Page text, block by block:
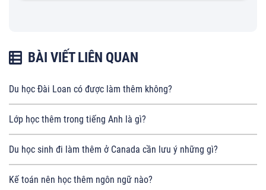
BÀI VIẾT LIÊN QUAN
Du học Đài Loan có được làm thêm không?
Lớp học thêm trong tiếng Anh là gì?
Du học sinh đi làm thêm ở Canada cần lưu ý những gì?
Kế toán nên học thêm ngôn ngữ nào?